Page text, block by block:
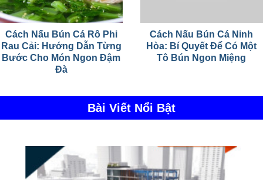
Cách Nấu Bún Cá Rô Phi
Rau Cải: Hướng Dẫn Từng
Bước Cho Món Ngon Đậm
Đà
Cách Nấu Bún Cá Ninh
Hòa: Bí Quyết Để Có Một
Tô Bún Ngon Miệng
Bài Viết Nổi Bật